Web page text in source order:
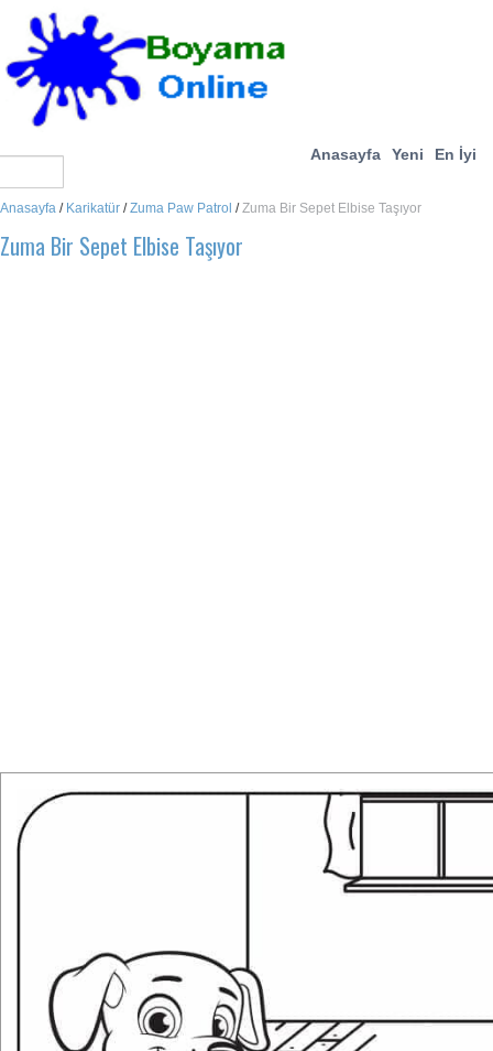
Anasayfa Yeni En İyi
Anasayfa / Karikatür /Zuma Paw Patrol /Zuma Bir Sepet Elbise Taşıyor
Zuma Bir Sepet Elbise Taşıyor